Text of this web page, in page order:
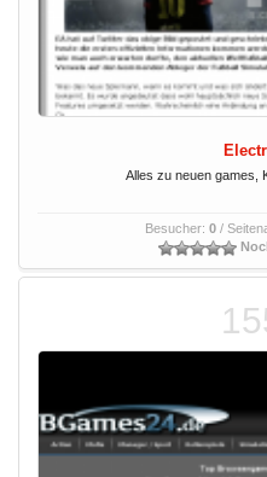
Alles zu neuen games,
Besucher: 0 /